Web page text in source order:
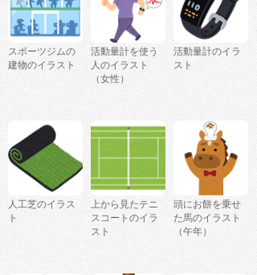
スポーツジムの
建物のイラスト
活動量計を使う
人のイラスト
（女性）
活動量計のイラ
スト
人工芝のイラス
ト
上から見たテニ
スコートのイラ
スト
頭にお餅を乗せ
た馬のイラスト
（午年）